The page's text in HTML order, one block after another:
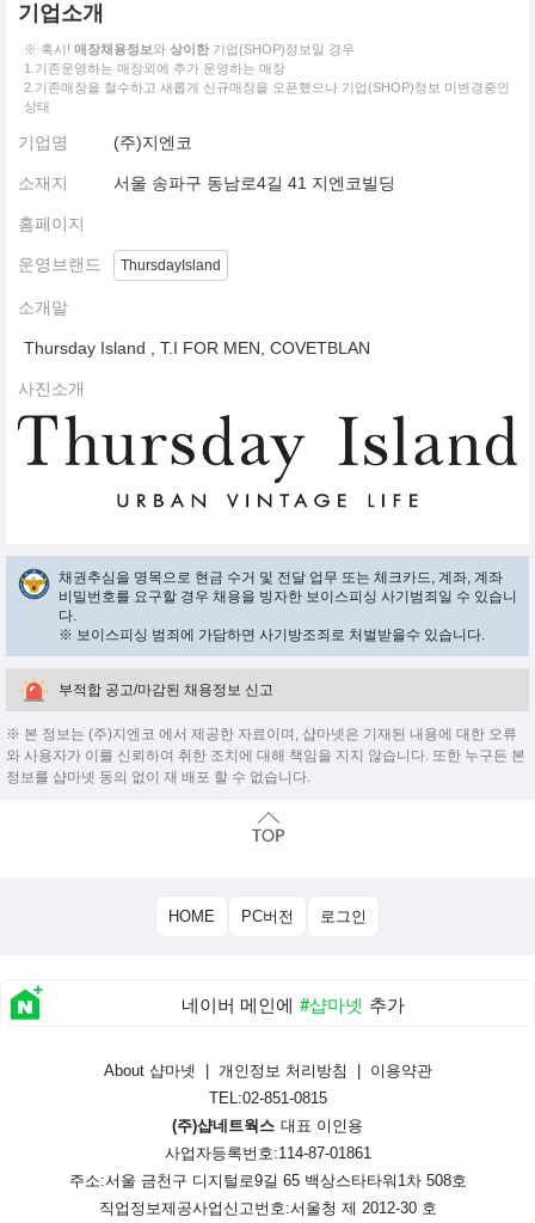
기업소개
※ 혹시! 매장채용정보와 상이한 기업(SHOP)정보일 경우
1.기존운영하는 매장외에 추가 운영하는 매장
2.기존매장을 철수하고 새롭게 신규매장을 오픈했으나 기업(SHOP)정보 미변경중인
상태
기업명 (주)지엔코
소재지 서울 송파구 동남로4길 41 지엔코빌딩
홈페이지
운영브랜드 ThursdayIsland
소개말
Thursday Island , T.I FOR MEN, COVETBLAN
사진소개
채권추심을 명목으로 현금 수거 및 전달 업무 또는 체크카드, 계좌, 계좌
비밀번호를 요구할 경우 채용을 빙자한 보이스피싱 사기범죄일 수 있습니
다.
※ 보이스피싱 범죄에 가담하면 사기방조죄로 처벌받을수 있습니다.
부적합 공고/마감된 채용정보 신고
※ 본 정보는 (주)지엔코 에서 제공한 자료이며, 샵마넷은 기재된 내용에 대한 오류
와 사용자가 이를 신뢰하여 취한 조치에 대해 책임을 지지 않습니다. 또한 누구든 본
정보를 샵마넷 동의 없이 재 배포 할 수 없습니다.
HOME PC버전 로그인
네이버 메인에 #샵마넷 추가
About 샵마넷 개인정보 처리방침
이용약관
TEL:02-851-0815
(주)샵네트웍스 대표 이인용
사업자등록번호:114-87-01861
주소:서울 금천구 디지털로9길 65 백상스타타워1차 508호
직업정보제공사업신고번호:서울청 제 2012-30 호